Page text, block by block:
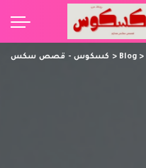
كسكوس - قصص سكس > Blog>